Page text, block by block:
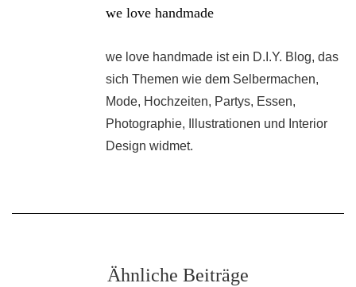
we love handmade
we love handmade ist ein D.I.Y. Blog, das
sich Themen wie dem Selbermachen,
Mode, Hochzeiten, Partys, Essen,
Photographie, Illustrationen und Interior
Design widmet.
Ähnliche Beiträge